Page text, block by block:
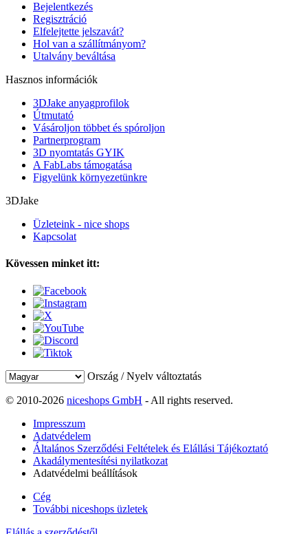
Bejelentkezés
Regisztráció
Elfelejtette jelszavát?
Hol van a szállítmányom?
Utalvány beváltása
Hasznos információk
3DJake anyagprofilok
Útmutató
Vásároljon többet és spóroljon
Partnerprogram
3D nyomtatás GYIK
A FabLabs támogatása
Figyelünk környezetünkre
3DJake
Üzleteink - nice shops
Kapcsolat
Kövessen minket itt:
Ország / Nyelv változtatás
© 2010-2026 niceshops GmbH - All rights reserved.
Impresszum
Adatvédelem
Általános Szerződési Feltételek és Elállási Tájékoztató
Akadálymentesítési nyilatkozat
Adatvédelmi beállítások
Cég
További niceshops üzletek